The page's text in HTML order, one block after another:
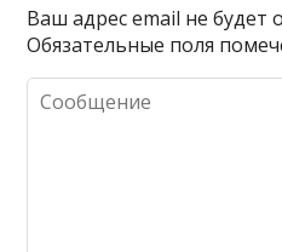
Ваш адрес email не будет
Обязательные поля